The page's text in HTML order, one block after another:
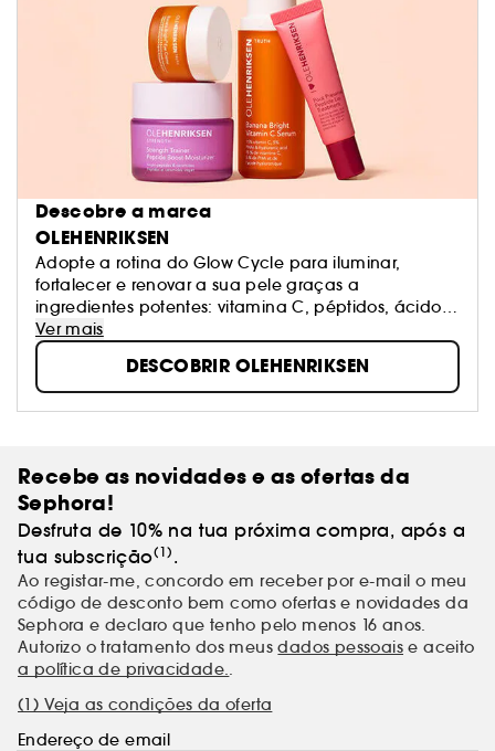
Descobre a marca
OLEHENRIKSEN
Adopte a rotina do Glow Cycle para iluminar,
fortalecer e renovar a sua pele graças a
ingredientes potentes: vitamina C, péptidos, ácidos
e retinol.
Ver mais
DESCOBRIR OLEHENRIKSEN
Recebe as novidades e as ofertas da
Sephora!
Desfruta de 10% na tua próxima compra, após a
tua subscrição(1) .
Ao registar-me, concordo em receber por e-mail o meu
código de desconto bem como ofertas e novidades da
Sephora e declaro que tenho pelo menos 16 anos.
Autorizo o tratamento dos meusdados pessoais e aceito
a política de privacidade..
(1) Veja as condições da oferta
Endereço de email